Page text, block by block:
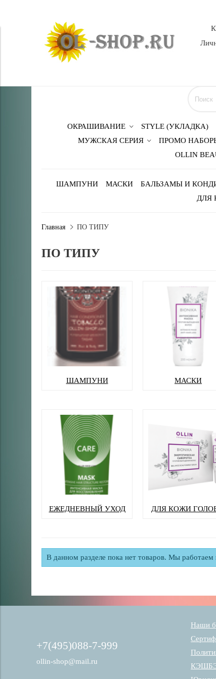
ОКРАШИВАНИЕ STYLE (УКЛАДКА)
МУЖСКАЯ СЕРИЯ
ПРОМО
OLLIN
ШАМПУНИ МАСКИ БАЛЬЗАМЫ И
ДЛЯ
Главная ПО ТИПУ
ПО ТИПУ
ШАМПУНИ МАСКИ
ЕЖЕДНЕВНЫЙ УХОД ДЛЯ КОЖИ
В данном разделе пока нет товаров. Мы работаем
+7(495)088-7-999
ollin-shop@mail.ru
Наши